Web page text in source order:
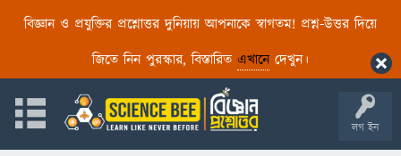
বিজ্ঞান ও প্রযুক্তির প্রশ্নোত্তর দুনিয়ায় আপনাকে স্বাগতম! প্রশ্ন-উত্তর দিয়ে
জিতে নিন পুরস্কার, বিস্তারিত এখানেদেখুন।
লগ ইন